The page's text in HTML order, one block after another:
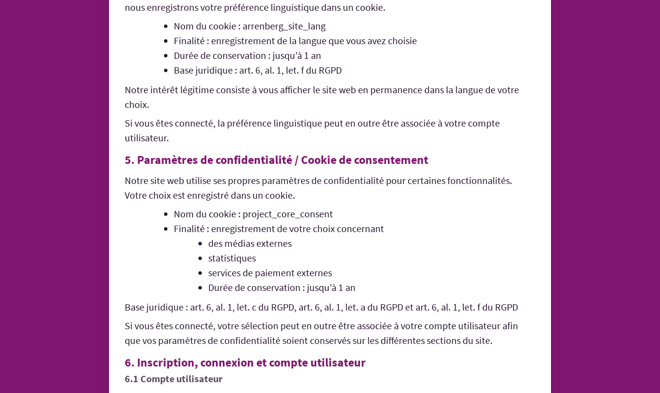
nous enregistrons votre préférence linguistique dans un cookie.
Nom du cookie : arrenberg_site_lang
Finalité : enregistrement de la langue que vous avez choisie
Durée de conservation : jusqu’à 1 an
Base juridique : art. 6, al. 1, let. f du RGPD
Notre intérêt légitime consiste à vous afficher le site web en permanence dans la langue de votre
choix.
Si vous êtes connecté, la préférence linguistique peut en outre être associée à votre compte
utilisateur.
5. Paramètres de confidentialité / Cookie de consentement
Notre site web utilise ses propres paramètres de confidentialité pour certaines fonctionnalités.
Votre choix est enregistré dans un cookie.
Nom du cookie : project_core_consent
Finalité : enregistrement de votre choix concernant
des médias externes
statistiques
services de paiement externes
Durée de conservation : jusqu’à 1 an
Base juridique : art. 6, al. 1, let. c du RGPD, art. 6, al. 1, let. a du RGPD et art. 6, al. 1, let. f du RGPD
Si vous êtes connecté, votre sélection peut en outre être associée à votre compte utilisateur afin
que vos paramètres de confidentialité soient conservés sur les différentes sections du site.
6. Inscription, connexion et compte utilisateur
6.1 Compte utilisateur